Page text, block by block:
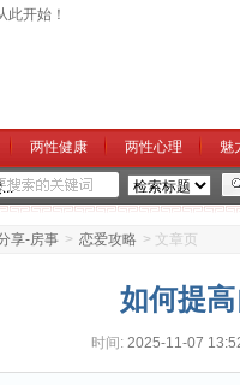
此开始！
两性健康 两性心理 魅
享-房事 > 恋爱攻略 > 文章页
如何提
时间: 2025-11-07